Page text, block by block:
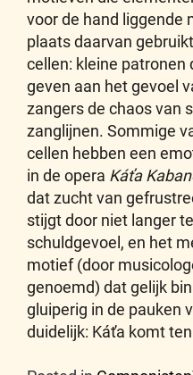
voor de hand liggende
plaats daarvan
cellen: kleine patronen
geven aan het gevoel
zangers de chaos van
zanglijnen. Sommige
cellen hebben een
in de opera Káťa
dat zucht van
stijgt door niet langer
schuldgevoel, en het
motief (door
genoemd) dat gelijk
gluiperig in de pauken
duidelijk: Káťa komt